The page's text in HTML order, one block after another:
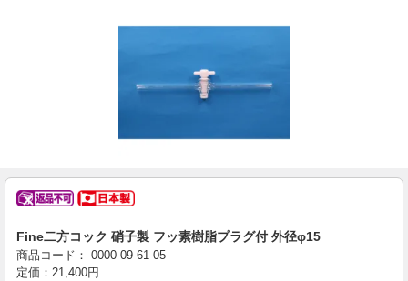
Fine二方コック 硝子製 フッ素樹脂プラグ付 外径φ15
商品コード： 0000 09 61 05
定価： 21,400円